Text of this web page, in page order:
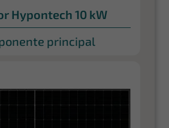
Hypontech 10 kW
principal